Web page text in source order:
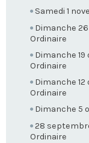
Samedi 1
Dimanche
Ordinaire
Dimanche
Ordinaire
Dimanche
Ordinaire
Dimanche 5
28
Ordinaire